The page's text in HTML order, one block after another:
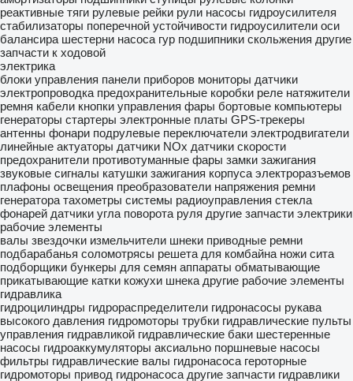
реактивные тяги рулевые рейки рули насосы гидроусилителя
стабилизаторы поперечной устойчивости гидроусилители оси
балансира шестерни насоса гур подшипники скольжения другие
запчасти к ходовой
электрика
блоки управления панели приборов мониторы датчики
электропроводка предохранительные коробки реле натяжители
ремня кабели кнопки управления фары бортовые компьютеры
генераторы стартеры электронные платы GPS-трекеры
антенны фонари подрулевые переключатели электродвигатели
линейные актуаторы датчики NOx датчики скорости
предохранители противотуманные фары замки зажигания
звуковые сигналы катушки зажигания корпуса электроразъемов
плафоны освещения преобразователи напряжения ремни
генератора тахометры системы радиоуправления стекла
фонарей датчики угла поворота руля другие запчасти электрики
рабочие элементы
валы звездочки измельчители шнеки приводные ремни
подбарабанья соломотрясы решета для комбайна ножи сита
подборщики бункеры для семян аппараты обматывающие
прикатывающие катки кожухи шнека другие рабочие элементы
гидравлика
гидроцилиндры гидрораспределители гидронасосы рукава
высокого давления гидромоторы трубки гидравлические пульты
управления гидравликой гидравлические баки шестеренные
насосы гидроаккумуляторы аксиально поршневые насосы
фильтры гидравлические валы гидронасоса героторные
гидромоторы привод гидронасоса другие запчасти гидравлики